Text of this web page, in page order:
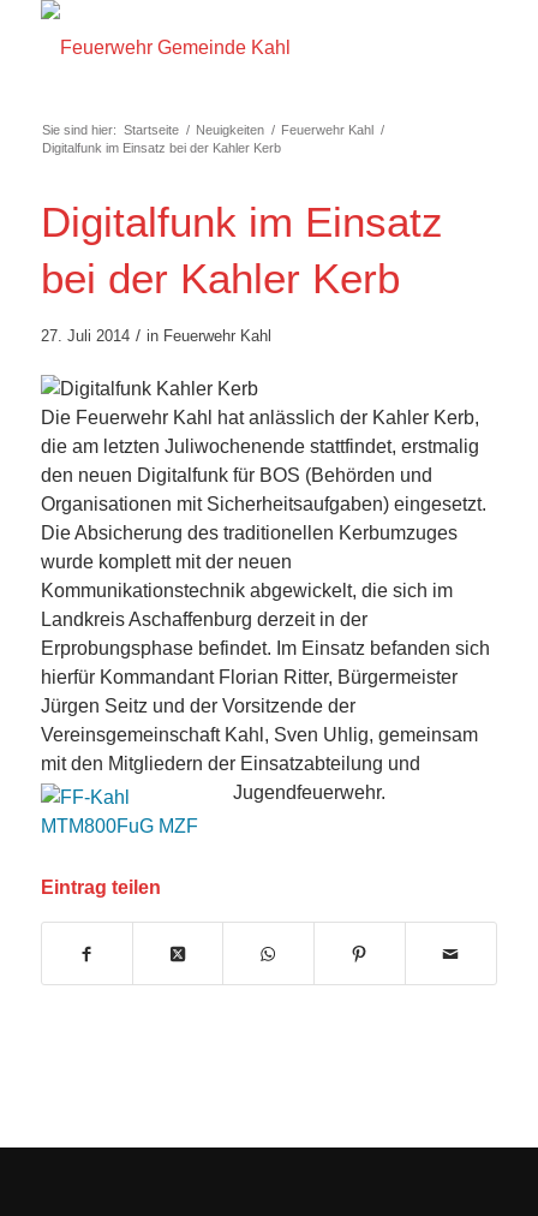
Sie sind hier: Startseite / Neuigkeiten / Feuerwehr Kahl /
Digitalfunk im Einsatz bei der Kahler Kerb
Digitalfunk im Einsatz
bei der Kahler Kerb
27. Juli 2014 / in Feuerwehr Kahl
Die Feuerwehr Kahl hat anlässlich der Kahler Kerb,
die am letzten Juliwochenende stattfindet, erstmalig
den neuen Digitalfunk für BOS (Behörden und
Organisationen mit Sicherheitsaufgaben) eingesetzt.
Die Absicherung des traditionellen Kerbumzuges
wurde komplett mit der neuen
Kommunikationstechnik abgewickelt, die sich im
Landkreis Aschaffenburg derzeit in der
Erprobungsphase befindet. Im Einsatz befanden sich
hierfür Kommandant Florian Ritter, Bürgermeister
Jürgen Seitz und der Vorsitzende der
Vereinsgemeinschaft Kahl, Sven Uhlig, gemeinsam
mit den Mitgliedern der Einsatzabteilung und
Jugendfeuerwehr.
Eintrag teilen